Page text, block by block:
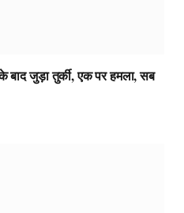
बाद जुड़ा तुर्की, एक पर हमला, सब